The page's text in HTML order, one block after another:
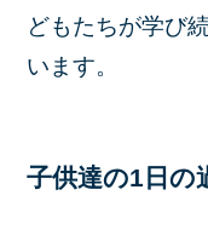
どもたちが学び
います。
子供達の1日の